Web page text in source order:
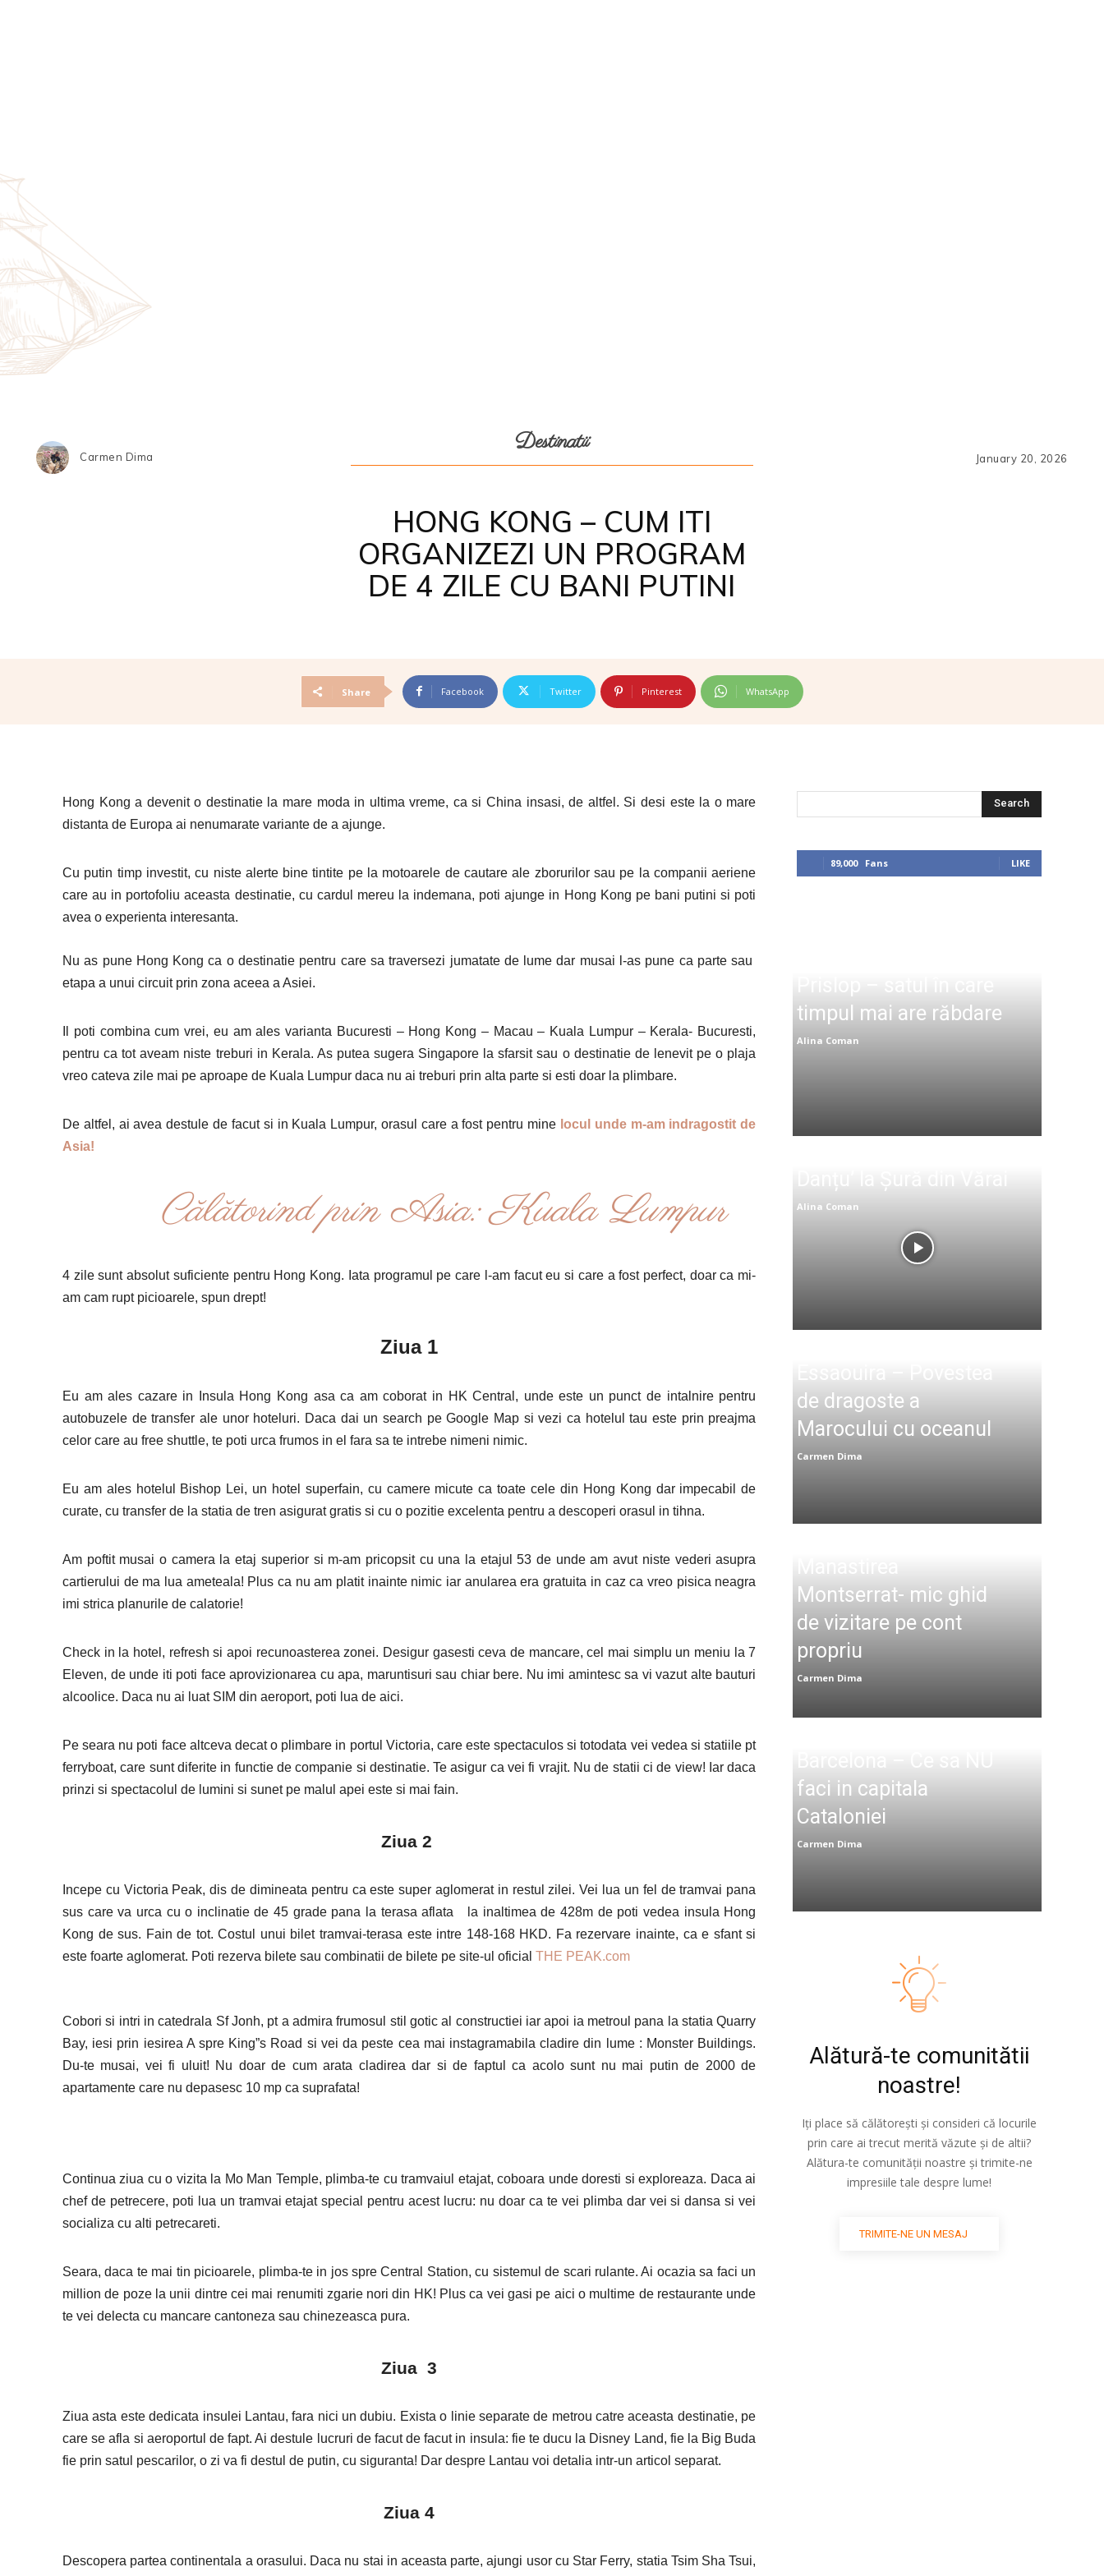
Carmen Dima
Destinatii
HONG KONG – CUM ITI
ORGANIZEZI UN PROGRAM
DE 4 ZILE CU BANI PUTINI
January 20, 2026
Share Facebook Twitter Pinterest WhatsApp
Hong Kong a devenit o destinatie la mare moda in ultima vreme, ca si China insasi, de altfel. Si desi este la o mare
distanta de Europa ai nenumarate variante de a ajunge.
Cu putin timp investit, cu niste alerte bine tintite pe la motoarele de cautare ale zborurilor sau pe la companii aeriene
care au in portofoliu aceasta destinatie, cu cardul mereu la indemana, poti ajunge in Hong Kong pe bani putini si poti
avea o experienta interesanta.
Nu as pune Hong Kong ca o destinatie pentru care sa traversezi jumatate de lume dar musai l-as pune ca parte sau
etapa a unui circuit prin zona aceea a Asiei.
Il poti combina cum vrei, eu am ales varianta Bucuresti – Hong Kong – Macau – Kuala Lumpur – Kerala- Bucuresti,
pentru ca tot aveam niste treburi in Kerala. As putea sugera Singapore la sfarsit sau o destinatie de lenevit pe o plaja
vreo cateva zile mai pe aproape de Kuala Lumpur daca nu ai treburi prin alta parte si esti doar la plimbare.
De altfel, ai avea destule de facut si in Kuala Lumpur, orasul care a fost pentru mine locul unde m-am indragostit de
Asia!
Călătorind prin Asia: Kuala Lumpur
4 zile sunt absolut suficiente pentru Hong Kong. Iata programul pe care l-am facut eu si care a fost perfect, doar ca mi-
am cam rupt picioarele, spun drept!
Ziua 1
Eu am ales cazare in Insula Hong Kong asa ca am coborat in HK Central, unde este un punct de intalnire pentru
autobuzele de transfer ale unor hoteluri. Daca dai un search pe Google Map si vezi ca hotelul tau este prin preajma
celor care au free shuttle, te poti urca frumos in el fara sa te intrebe nimeni nimic.
Eu am ales hotelul Bishop Lei, un hotel superfain, cu camere micute ca toate cele din Hong Kong dar impecabil de
curate, cu transfer de la statia de tren asigurat gratis si cu o pozitie excelenta pentru a descoperi orasul in tihna.
Am poftit musai o camera la etaj superior si m-am pricopsit cu una la etajul 53 de unde am avut niste vederi asupra
cartierului de ma lua ameteala! Plus ca nu am platit inainte nimic iar anularea era gratuita in caz ca vreo pisica neagra
imi strica planurile de calatorie!
Check in la hotel, refresh si apoi recunoasterea zonei. Desigur gasesti ceva de mancare, cel mai simplu un meniu la 7
Eleven, de unde iti poti face aprovizionarea cu apa, maruntisuri sau chiar bere. Nu imi amintesc sa vi vazut alte bauturi
alcoolice. Daca nu ai luat SIM din aeroport, poti lua de aici.
Pe seara nu poti face altceva decat o plimbare in portul Victoria, care este spectaculos si totodata vei vedea si statiile pt
ferryboat, care sunt diferite in functie de companie si destinatie. Te asigur ca vei fi vrajit. Nu de statii ci de view! Iar daca
prinzi si spectacolul de lumini si sunet pe malul apei este si mai fain.
Ziua 2
Incepe cu Victoria Peak, dis de dimineata pentru ca este super aglomerat in restul zilei. Vei lua un fel de tramvai pana
sus care va urca cu o inclinatie de 45 grade pana la terasa aflata la inaltimea de 428m de poti vedea insula Hong
Kong de sus. Fain de tot. Costul unui bilet tramvai-terasa este intre 148-168 HKD. Fa rezervare inainte, ca e sfant si
este foarte aglomerat. Poti rezerva bilete sau combinatii de bilete pe site-ul oficial THE PEAK.com
Cobori si intri in catedrala Sf Jonh, pt a admira frumosul stil gotic al constructiei iar apoi ia metroul pana la statia Quarry
Bay, iesi prin iesirea A spre King”s Road si vei da peste cea mai instagramabila cladire din lume : Monster Buildings.
Du-te musai, vei fi uluit! Nu doar de cum arata cladirea dar si de faptul ca acolo sunt nu mai putin de 2000 de
apartamente care nu depasesc 10 mp ca suprafata!
Continua ziua cu o vizita la Mo Man Temple, plimba-te cu tramvaiul etajat, coboara unde doresti si exploreaza. Daca ai
chef de petrecere, poti lua un tramvai etajat special pentru acest lucru: nu doar ca te vei plimba dar vei si dansa si vei
socializa cu alti petrecareti.
Seara, daca te mai tin picioarele, plimba-te in jos spre Central Station, cu sistemul de scari rulante. Ai ocazia sa faci un
million de poze la unii dintre cei mai renumiti zgarie nori din HK! Plus ca vei gasi pe aici o multime de restaurante unde
te vei delecta cu mancare cantoneza sau chinezeasca pura.
Ziua 3
Ziua asta este dedicata insulei Lantau, fara nici un dubiu. Exista o linie separate de metrou catre aceasta destinatie, pe
care se afla si aeroportul de fapt. Ai destule lucruri de facut de facut in insula: fie te ducu la Disney Land, fie la Big Buda
fie prin satul pescarilor, o zi va fi destul de putin, cu siguranta! Dar despre Lantau voi detalia intr-un articol separat.
Ziua 4
Descopera partea continentala a orasului. Daca nu stai in aceasta parte, ajungi usor cu Star Ferry, statia Tsim Sha Tsui,
Search
89,000 Fans LIKE
timpul mai are răbdare
Alina Coman
Alina Coman
de dragoste a
Marocului cu oceanul
Carmen Dima
Montserrat- mic ghid
de vizitare pe cont
propriu
Carmen Dima
faci in capitala
Cataloniei
Carmen Dima
Alătură-te comunitătii
noastre!
Iți place să călătorești și consideri că locurile
prin care ai trecut merită văzute și de altii?
Alătura-te comunității noastre și trimite-ne
impresiile tale despre lume!
TRIMITE-NE UN MESAJ